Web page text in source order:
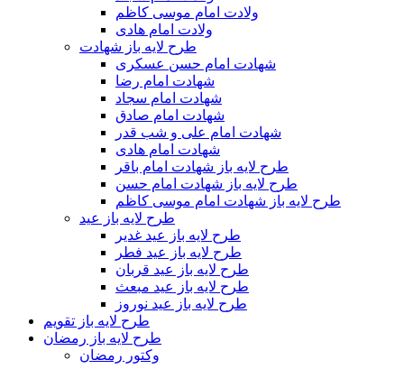
ولادت امام موسی کاظم
ولادت امام هادی
طرح لایه باز شهادت
شهادت امام حسن عسکری
شهادت امام رضا
شهادت امام سجاد
شهادت امام صادق
شهادت امام علی و شب قدر
شهادت امام هادی
طرح لایه باز شهادت امام باقر
طرح لایه باز شهادت امام حسن
طرح لایه باز شهادت امام موسی کاظم
طرح لایه باز عید
طرح لایه باز عید غدیر
طرح لایه باز عید فطر
طرح لایه باز عید قربان
طرح لایه باز عید مبعث
طرح لایه باز عید نوروز
طرح لایه باز تقویم
طرح لایه باز رمضان
وکتور رمضان